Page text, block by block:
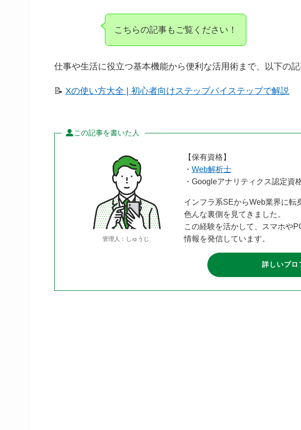
こちらの記事もご覧ください！
仕事や生活に役立つ基本機能から便利な活用術まで、以下の
📝 Xの使い方大全 | 初心者向けステップバイステップで解説
この記事を書いた人
管理人：しゅうじ
【保有資格】
・ Web解析士
・Googleアナリティクス認定資
インフラ系SEからWeb業界に
色んな裏側を見てきました。
この経験を活かして、スマホや
情報を発信しています。
詳しいプ